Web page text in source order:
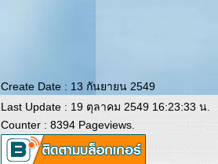
Create Date : 13 กันยายน 2549
Last Update : 19 ตุลาคม 2549 16:23:33 น.
Counter : 8394 Pageviews.